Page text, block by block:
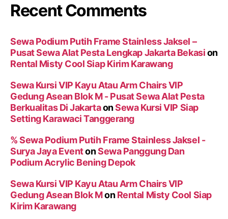
Recent Comments
Sewa Podium Putih Frame Stainless Jaksel –
Pusat Sewa Alat Pesta Lengkap Jakarta Bekasion
Rental Misty Cool Siap Kirim Karawang
Sewa Kursi VIP Kayu Atau Arm Chairs VIP
Gedung Asean Blok M - Pusat Sewa Alat Pesta
Berkualitas Di JakartaonSewa Kursi VIP Siap
Setting Karawaci Tanggerang
% Sewa Podium Putih Frame Stainless Jaksel -
Surya Jaya EventonSewa Panggung Dan
Podium Acrylic Bening Depok
Sewa Kursi VIP Kayu Atau Arm Chairs VIP
Gedung Asean Blok MonRental Misty Cool Siap
Kirim Karawang